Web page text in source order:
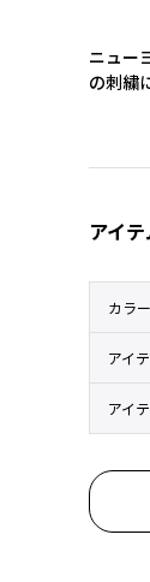
ニュー
の刺繍
アイ
カラー
アイ
アイ